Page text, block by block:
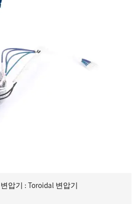
압기 : Toroidal 변압기